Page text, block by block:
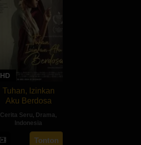
HD
Tuhan, Izinkan
Aku Berdosa
Cerita Seru, Drama,
Indonesia
22
Feyhero
Tonton